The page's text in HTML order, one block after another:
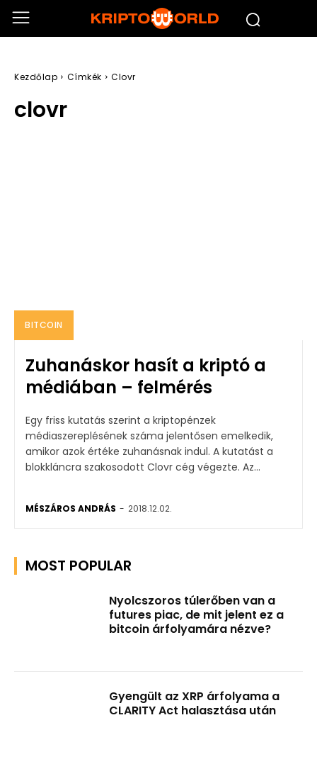
Kezdőlap Címkék Clovr
clovr
BITCOIN
Zuhanáskor hasít a kriptó a
médiában – felmérés
Egy friss kutatás szerint a kriptopénzek
médiaszereplésének száma jelentősen emelkedik,
amikor azok értéke zuhanásnak indul. A kutatást a
blokkláncra szakosodott Clovr cég végezte. Az...
MÉSZÁROS ANDRÁS - 2018.12.02.
MOST POPULAR
Nyolcszoros túlerőben van a
futures piac, de mit jelent ez a
bitcoin árfolyamára nézve?
Gyengült az XRP árfolyama a
CLARITY Act halasztása után